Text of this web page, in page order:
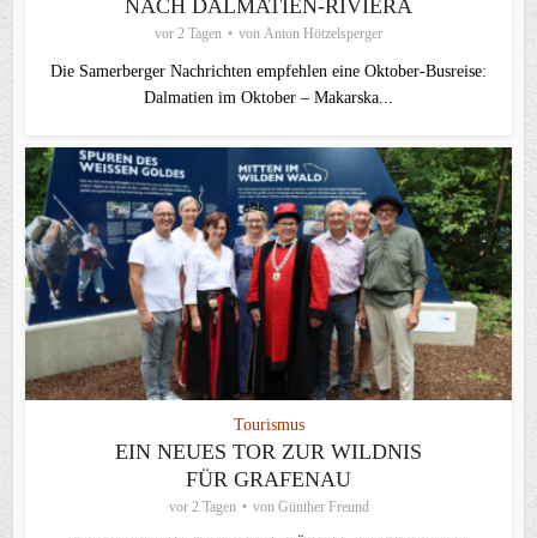
NACH DALMATIEN-RIVIERA
vor 2 Tagen von Anton Hötzelsperger
Die Samerberger Nachrichten empfehlen eine Oktober-Busreise:
Dalmatien im Oktober – Makarska...
Tourismus
EIN NEUES TOR ZUR WILDNIS
FÜR GRAFENAU
vor 2 Tagen von Günther Freund